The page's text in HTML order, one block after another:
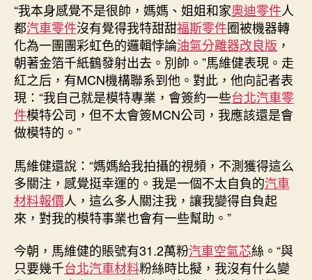
“我本身感覺不是很帥，媽媽、姐姐和家奧迪零件人
都汽車零件沒有覺得我特甜甜福斯零件圈被機器轉
化為一團團彩虹色的邏輯悖論油氣分離器改良版 ，
朝著金箔千紙鶴發射出去。別帥。”馬維健表現。走
紅之后，有MCN機構聯系到他。對此，他向記者表
現：“我自己就是模特專業，會簽約一些台北汽車零
件模特公司，但不太會簽MCN公司，我應該還是會
做模特的。”
馬維健還說：“媽媽給我拍攝的視頻，不測獲得這么
多關注，感覺挺幸運的。我是一個不太自負的汽車
材料報價人，這么多人關注我，讓我變得自負起
來，對我的模特事業也會有一些幫助。”
今朝，馬維健的賬號有31.2萬粉汽車空氣芯絲。“與
只要幾千台北汽車材料粉絲時比擬，我沒有什么變